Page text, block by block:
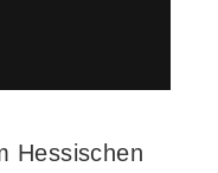
Hessischen